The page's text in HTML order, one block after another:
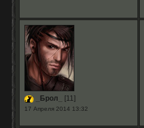
_Брол_ [11]
17 Апреля 2014 13:32